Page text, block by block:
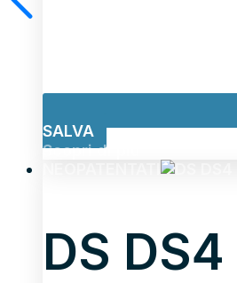
SALVA
Scopri di più
DS DS4